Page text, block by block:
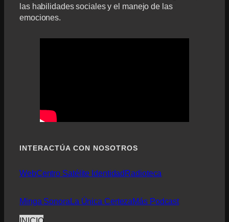
las habilidades sociales y el manejo de las
emociones.
INTERACTÚA CON NOSOTROS
WebCentro Satélite Identidad Radioteca
Minga SonoraLa Única CertezaMás Podcast